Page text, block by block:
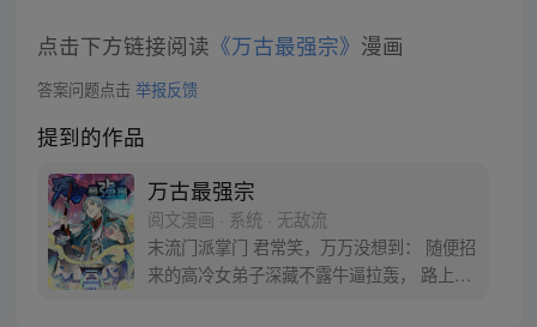
点击下方链接阅读 《万古最强宗》 漫画
答案问题点击 举报反馈
提到的作品
万古最强宗
阅文漫画 · 系统 · 无敌流
末流门派掌门 君常笑，万万没想到： 随便招
来的高冷女弟子深藏不露牛逼拉轰， 路上闭